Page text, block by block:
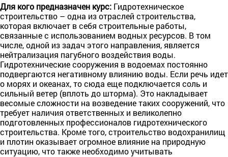
Для кого предназначен курс: Гидротехническое
строительство – одна из отраслей строительства,
которая включает в себя строительные работы,
связанные с использованием водных ресурсов. В том
числе, одной из задач этого направления, является
нейтрализация пагубного воздействия воды.
Гидротехнические сооружения в водоемах постоянно
подвергаются негативному влиянию воды. Если речь идет
о морях и океанах, то сюда еще подключается соль и
сильный ветер (вплоть до шторма). Это накладывает
весомые сложности на возведение таких сооружений, что
требует наличия ответственных и великолепно
подготовленных профессионалов гидротехнического
строительства. Кроме того, строительство водохранилищ
и плотин оказывает огромное влияние на природную
ситуацию, что также необходимо учитывать